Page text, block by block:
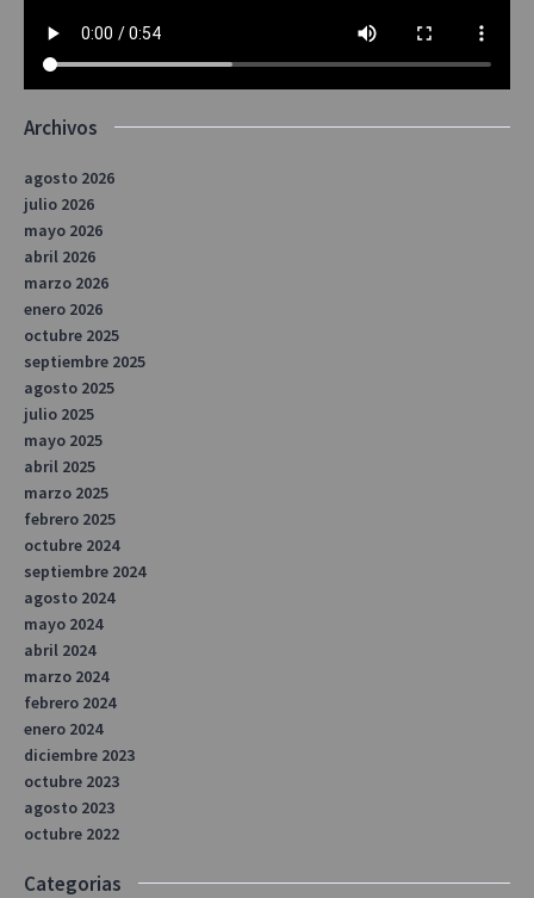
Archivos
agosto 2026
julio 2026
mayo 2026
abril 2026
marzo 2026
enero 2026
octubre 2025
septiembre 2025
agosto 2025
julio 2025
mayo 2025
abril 2025
marzo 2025
febrero 2025
octubre 2024
septiembre 2024
agosto 2024
mayo 2024
abril 2024
marzo 2024
febrero 2024
enero 2024
diciembre 2023
octubre 2023
agosto 2023
octubre 2022
Categorias